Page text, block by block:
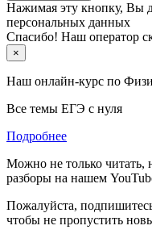
Нажимая эту кнопку, Вы
персональных данных
Спасибо! Наш оператор
×
Наш онлайн-курс по
Все темы ЕГЭ с нуля
Подробнее
Можно не только читать,
разборы на нашем
Пожалуйста,
чтобы не пропустить